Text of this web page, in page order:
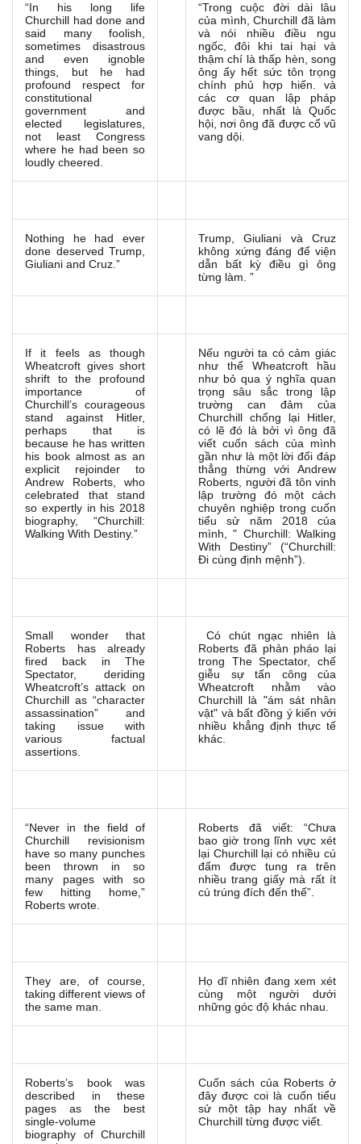
“In his long life
Churchill had done and
said many foolish,
sometimes disastrous
and even ignoble
things, but he had
profound respect for
constitutional
government and
elected legislatures,
not least Congress
where he had been so
loudly cheered.
“Trong cuộc đời dài lâu
của mình, Churchill đã làm
và nói nhiều điều ngu
ngốc, đôi khi tai hại và
thậm chí là thấp hèn, song
ông ấy hết sức tôn trọng
chính phủ hợp hiến. và
các cơ quan lập pháp
được bầu, nhất là Quốc
hội, nơi ông đã được cổ vũ
vang dội.
Nothing he had ever
done deserved Trump,
Giuliani and Cruz.”
Trump, Giuliani và Cruz
không xứng đáng để viện
dẫn bất kỳ điều gì ông
từng làm. ”
If it feels as though
Wheatcroft gives short
shrift to the profound
importance of
Churchill’s courageous
stand against Hitler,
perhaps that is
because he has written
his book almost as an
explicit rejoinder to
Andrew Roberts, who
celebrated that stand
so expertly in his 2018
biography, “Churchill:
Walking With Destiny.”
Nếu người ta có cảm giác
như thể Wheatcroft hầu
như bỏ qua ý nghĩa quan
trọng sâu sắc trong lập
trường can đảm của
Churchill chống lại Hitler,
có lẽ đó là bởi vì ông đã
viết cuốn sách của mình
gần như là một lời đối đáp
thẳng thừng với Andrew
Roberts, người đã tôn vinh
lập trường đó một cách
chuyên nghiệp trong cuốn
tiểu sử năm 2018 của
mình, " Churchill: Walking
With Destiny” (“Churchill:
Đi cùng định mệnh”).
Small wonder that
Roberts has already
fired back in The
Spectator, deriding
Wheatcroft’s attack on
Churchill as “character
assassination” and
taking issue with
various factual
assertions.
Có chút ngạc nhiên là
Roberts đã phản pháo lại
trong The Spectator, chế
giễu sự tấn công của
Wheatcroft nhằm vào
Churchill là "ám sát nhân
vật" và bất đồng ý kiến với
nhiều khẳng định thực tế
khác.
“Never in the field of
Churchill revisionism
have so many punches
been thrown in so
many pages with so
few hitting home,”
Roberts wrote.
Roberts đã viết: “Chưa
bao giờ trong lĩnh vực xét
lại Churchill lại có nhiều cú
đấm được tung ra trên
nhiều trang giấy mà rất ít
cú trúng đích đến thế”.
They are, of course,
taking different views of
the same man.
Họ dĩ nhiên đang xem xét
cùng một người dưới
những góc độ khác nhau.
Roberts’s book was
described in these
pages as the best
single-volume
biography of Churchill
Cuốn sách của Roberts ở
đây được coi là cuốn tiểu
sử một tập hay nhất về
Churchill từng được viết.